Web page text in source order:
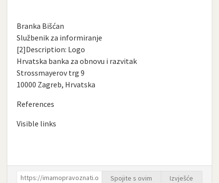
Branka Bišćan
Službenik za informiranje
[2]Description: Logo
Hrvatska banka za obnovu i razvitak
Strossmayerov trg 9
10000 Zagreb, Hrvatska
References
Visible links
Spojite s ovim Izvješće